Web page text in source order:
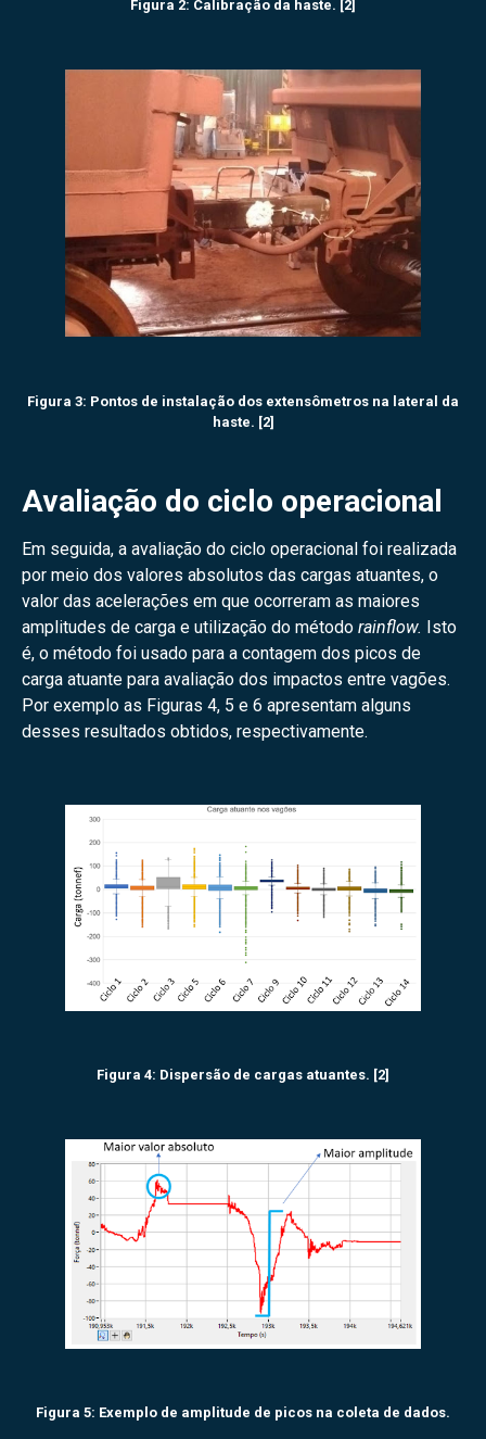
Figura 2: Calibração da haste. [2]
Figura 3: Pontos de instalação dos extensômetros na lateral da
haste. [2]
Avaliação do ciclo operacional
Em seguida, a avaliação do ciclo operacional foi realizada
por meio dos valores absolutos das cargas atuantes, o
valor das acelerações em que ocorreram as maiores
amplitudes de carga e utilização do método rainflow.
Isto
é, o método foi usado para a contagem dos picos de
carga atuante para avaliação dos impactos entre vagões.
Por exemplo as Figuras 4, 5 e 6 apresentam alguns
desses resultados obtidos, respectivamente.
Figura 4: Dispersão de cargas atuantes. [2]
Figura 5: Exemplo de amplitude de picos na coleta de dados.